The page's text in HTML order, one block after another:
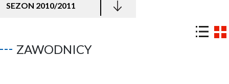
SEZON 2010/2011
ZAWODNICY